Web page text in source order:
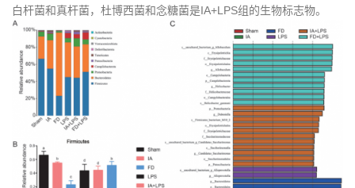
白杆菌和真杆菌，杜博西菌和念糖菌是IA+LPS组的生物标志物。